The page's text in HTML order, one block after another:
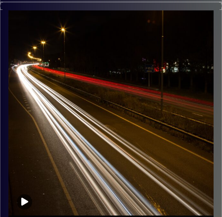
הביתה בשלום נעם זילבר
קרדיט תמונות: